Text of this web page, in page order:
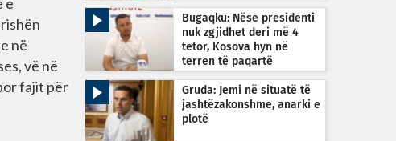
në
vë në
fajit për
Bugaqku: Nëse presidenti
nuk zgjidhet deri më 4
tetor, Kosova hyn në
terren të paqartë
Gruda: Jemi në situatë të
jashtëzakonshme, anarki e
plotë